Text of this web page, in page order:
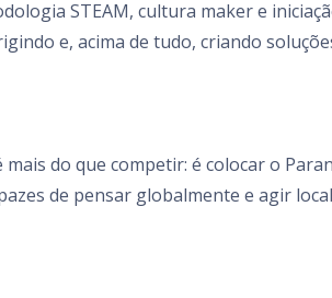
STEAM, cultura maker e
e, acima de tudo, criando
mais do que competir: é colocar o
de pensar globalmente e agir